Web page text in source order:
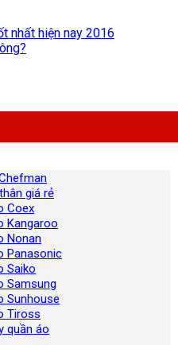
nhất hiện nay 2016
giá rẻ
Coex
Kangaroo
Nonan
Panasonic
Saiko
Samsung
Sunhouse
Tiross
quần áo